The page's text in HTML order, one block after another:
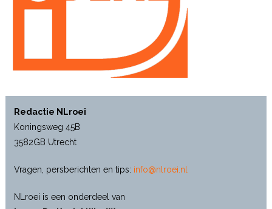
Redactie NLroei
Koningsweg 45B
3582GB Utrecht
Vragen, persberichten en tips: info@nlroei.nl
NLroei is een onderdeel van